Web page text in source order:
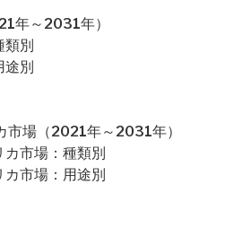
年～2031年）
類別
途別
市場（2021年～2031年）
カ市場：種類別
カ市場：用途別